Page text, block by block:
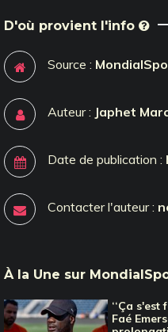
D'où provient l'info
Source :
Auteur : Japhet
Date de publication :
Contacter l'auteur :
À la Une sur
‘‘Ça
Faé